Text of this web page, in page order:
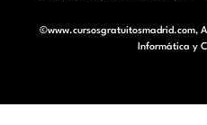
©www.cursosgratuitosmadrid.com,
Informática y